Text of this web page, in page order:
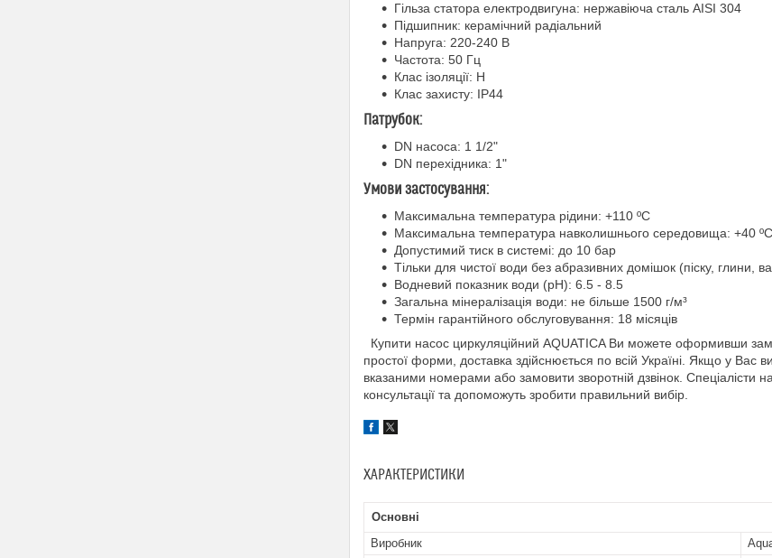
Гільза статора електродвигуна: нержавіюча сталь AISI 304
Підшипник: керамічний радіальний
Напруга: 220-240 В
Частота: 50 Гц
Клас ізоляції: Н
Клас захисту: IP44
Патрубок:
DN насоса: 1 1/2"
DN перехідника: 1"
Умови застосування:
Максимальна температура рідини: +110 ºC
Максимальна температура навколишнього середовища: +40 ºC
Допустимий тиск в системі: до 10 бар
Тільки для чистої води без абразивних домішок (піску, глини,
Водневий показник води (pH): 6.5 - 8.5
Загальна мінералізація води: не більше 1500 г/м³
Термін гарантійного обслуговування: 18 місяців
Купити насос циркуляційний AQUATICA Ви можете оформивши
простої форми, доставка здійснюється по всій Україні. Якщо у
вказаними номерами або замовити зворотній дзвінок. Спеціалісти
консультації та допоможуть зробити правильний вибір.
ХАРАКТЕРИСТИКИ
Основні
Виробник